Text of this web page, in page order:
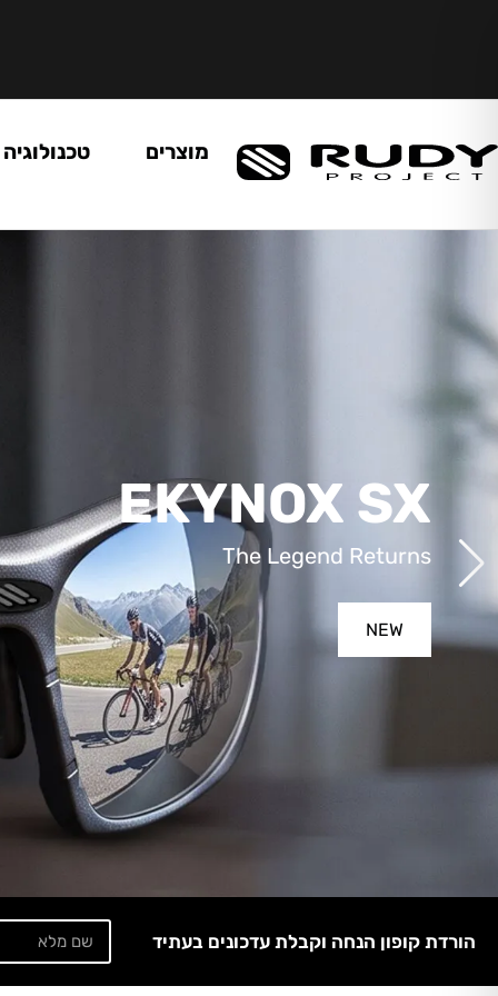
מוצרים טכנולוגיה
EKYNOX SX
The Legend Returns
NEW
הורדת קופון הנחה וקבלת עדכונים בעתיד